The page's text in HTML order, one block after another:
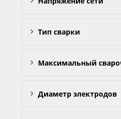
Тип сварки
Максимальный
Диаметр электродов